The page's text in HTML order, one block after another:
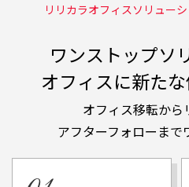
リリカラオフィスソリュー
ワンストップソ
オフィスに新た
オフィス移転から
アフターフォローま